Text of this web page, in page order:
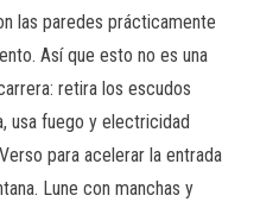
las paredes prácticamente
Así que esto no es una
retira los escudos
usa fuego y electricidad
para acelerar la entrada
Lune con manchas y